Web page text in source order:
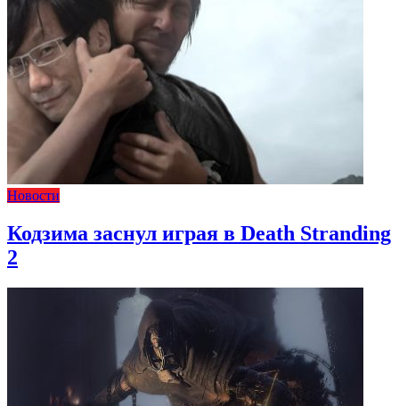
Новости
Кодзима заснул играя в Death Stranding
2